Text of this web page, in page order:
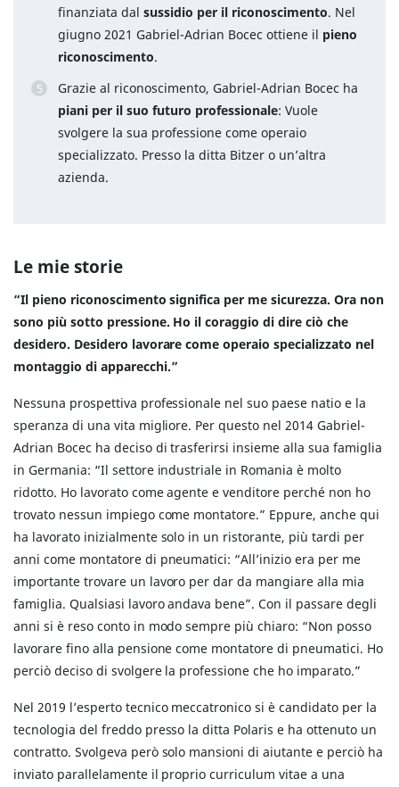
finanziata dal sussidio per il riconoscimento. Nel
giugno 2021 Gabriel-Adrian Bocec ottiene il pieno
riconoscimento.
Grazie al riconoscimento, Gabriel-Adrian Bocec ha
piani per il suo futuro professionale: Vuole
svolgere la sua professione come operaio
specializzato. Presso la ditta Bitzer o un’altra
azienda.
Le mie storie
“Il pieno riconoscimento significa per me sicurezza. Ora non
sono più sotto pressione. Ho il coraggio di dire ciò che
desidero. Desidero lavorare come operaio specializzato nel
montaggio di apparecchi.”
Nessuna prospettiva professionale nel suo paese natio e la
speranza di una vita migliore. Per questo nel 2014 Gabriel-
Adrian Bocec ha deciso di trasferirsi insieme alla sua famiglia
in Germania: “Il settore industriale in Romania è molto
ridotto. Ho lavorato come agente e venditore perché non ho
trovato nessun impiego come montatore.” Eppure, anche qui
ha lavorato inizialmente solo in un ristorante, più tardi per
anni come montatore di pneumatici: “All’inizio era per me
importante trovare un lavoro per dar da mangiare alla mia
famiglia. Qualsiasi lavoro andava bene”. Con il passare degli
anni si è reso conto in modo sempre più chiaro: “Non posso
lavorare fino alla pensione come montatore di pneumatici. Ho
perciò deciso di svolgere la professione che ho imparato.”
Nel 2019 l’esperto tecnico meccatronico si è candidato per la
tecnologia del freddo presso la ditta Polaris e ha ottenuto un
contratto. Svolgeva però solo mansioni di aiutante e perciò ha
inviato parallelamente il proprio curriculum vitae a una